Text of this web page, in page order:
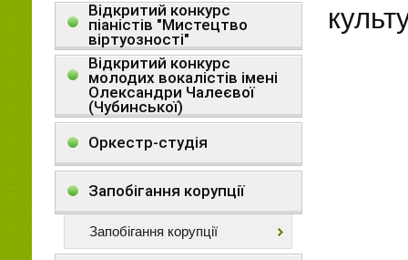
Відкритий конкурс
піаністів "Мистецтво
віртуозності"
Відкритий конкурс
молодих вокалістів імені
Олександри Чалеєвої
(Чубинської)
Оркестр-студія
Запобігання корупції
Запобігання корупції